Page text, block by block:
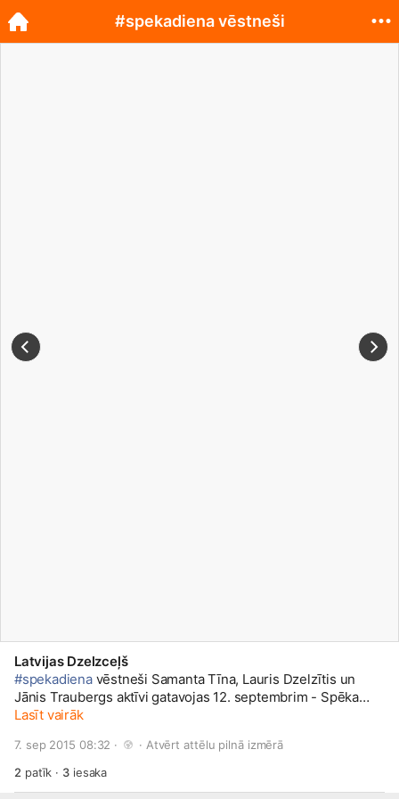
Latvijas Dzelzceļš
#spekadienavēstneši Samanta Tīna, Lauris Dzelzītis un
Jānis Traubergs aktīvi gatavojas 12. septembrim - Spēka
dienai! Turpini gatavoties arī Tu, lietojot tēmturi
www.spekadiena.lv/
Lasīt vairāk
7. sep 2015 08:32 · · Atvērt attēlu pilnā izmērā
2 patīk · 3iesaka
#spekadiena vēstneši